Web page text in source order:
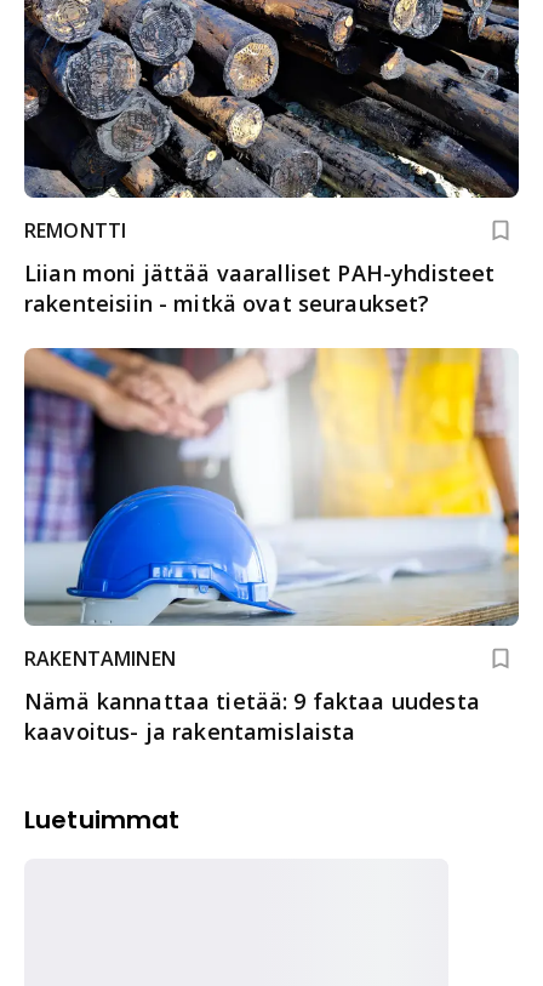
REMONTTI
Liian moni jättää vaaralliset PAH-yhdisteet
rakenteisiin - mitkä ovat seuraukset?
RAKENTAMINEN
Nämä kannattaa tietää: 9 faktaa uudesta
kaavoitus- ja rakentamislaista
Luetuimmat